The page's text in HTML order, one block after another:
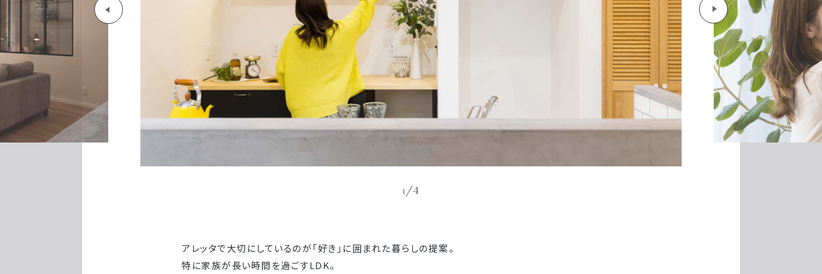
1 /4
アレッタで大切にしているのが「好き」に囲まれた暮らしの提案。
特に家族が長い時間を過ごすLDK。